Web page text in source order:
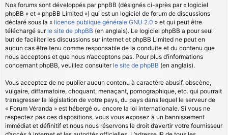
Nos forums sont développés par phpBB (désignés ci-après par « logiciel
phpBB » et « phpBB Limited ») qui est un logiciel de forum de discussions
déclaré sous la « licence publique générale GNU 2.0 » et qui peut être
téléchargé sur le site de phpBB (en anglais). Le logiciel phpBB a pour seul
but de faciliter les discussions sur internet et phpBB Limited ne peut en
aucun cas être tenu comme responsable de la conduite et du contenu que
nous acceptons et que nous n’acceptons pas. Pour plus d’informations
concernant phpBB, veuillez consulter le site de phpBB (en anglais).
Vous acceptez de ne publier aucun contenu à caractère abusif, obscène,
vulgaire, diffamatoire, choquant, menaçant, pornographique, etc. qui pourrait
transgresser la législation de votre pays, du pays dans lequel le serveur de
« Forum Véranda » est hébergé ou encore la loi internationale. Si vous ne
respectez pas ces dispositions, vous vous exposez à un bannissement
immédiat et définitif et nous nous réservons le droit d’avertir votre fournisseur